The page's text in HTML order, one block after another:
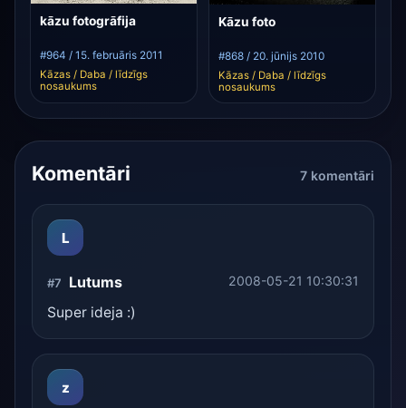
kāzu fotogrāfija
#964 / 15. februāris 2011
Kāzas / Daba / līdzīgs
nosaukums
Kāzu foto
#868 / 20. jūnijs 2010
Kāzas / Daba / līdzīgs
nosaukums
Komentāri 7 komentāri
L
#7 Lutums 2008-05-21 10:30:31
Super ideja :)
z